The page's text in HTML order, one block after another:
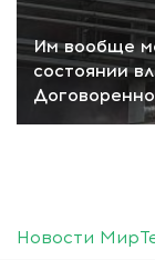
Им вообще
состоянии
Новости